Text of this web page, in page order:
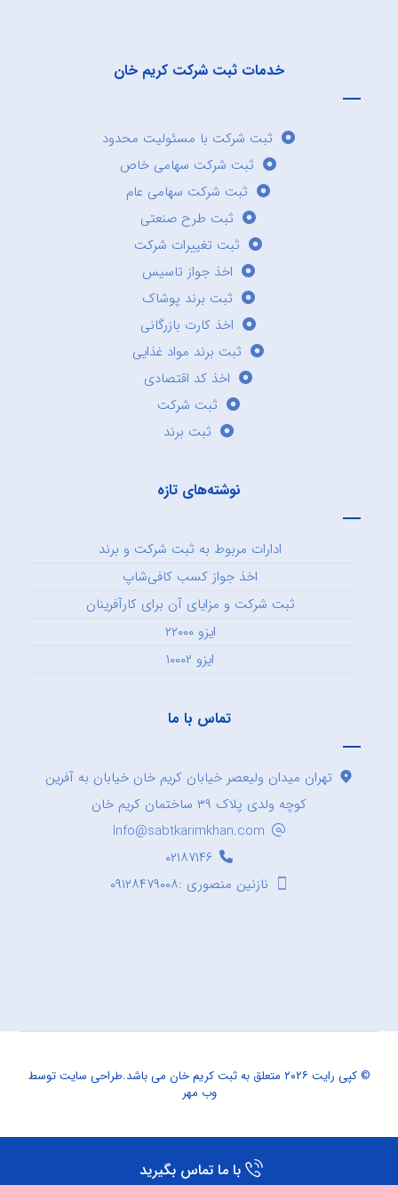
خدمات ثبت شرکت کریم خان
ثبت شرکت با مسئولیت محدود
ثبت شرکت سهامی خاص
ثبت شرکت سهامی عام
ثبت طرح صنعتی
ثبت تغییرات شرکت
اخذ جواز تاسیس
ثبت برند پوشاک
اخذ کارت بازرگانی
ثبت برند مواد غذایی
اخذ کد اقتصادی
ثبت شرکت
ثبت برند
نوشته‌های تازه
ادارات مربوط به ثبت شرکت و برند
اخذ جواز کسب کافی‌شاپ
ثبت شرکت و مزایای آن برای کارآفرینان
ایزو ۲۲۰۰۰
ایزو ۱۰۰۰۲
تماس با ما
تهران میدان ولیعصر خیابان کریم خان خیابان به آفرین
کوچه ولدی پلاک ۳۹ ساختمان کریم خان
Info@sabtkarimkhan.com
۰۲۱۸۷۱۴۶
نازنین منصوری :۰۹۱۲۸۴۷۹۰۰۸
© کپی رایت ۲۰۲۶ متعلق به ثبت کریم خان می باشد. طراحی سایتتوسط
وب مهر
با ما تماس بگیرید